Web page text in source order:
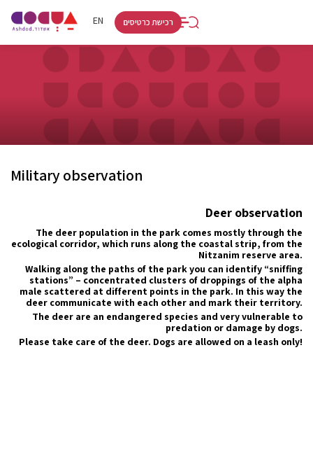
EN
HE
רכישת כרטיסים
Military observation
Deer observation
The deer population in the park comes mostly through the
ecological corridor, which runs along the coastal strip, from the
Nitzanim reserve area.
Walking along the paths of the park you can identify “sniffing
stations” – concentrated clusters of droppings of the alpha
male scattered at different points in the park. In this way the
deer communicate with each other and mark their territory.
The deer are an endangered species and very vulnerable to
predation or damage by dogs.
Please take care of the deer. Dogs are allowed on a leash only!